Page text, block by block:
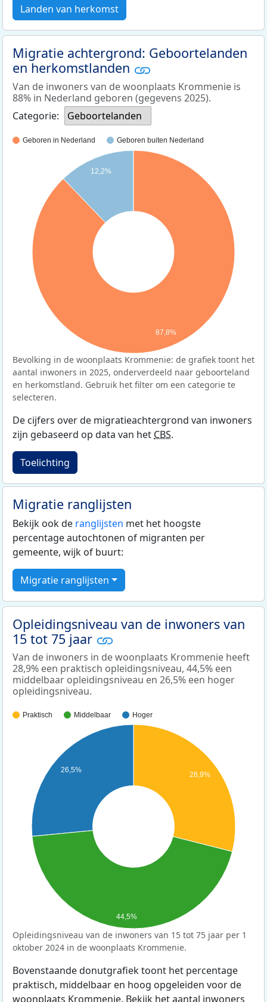
Landen van herkomst
Migratie achtergrond: Geboortelanden
en herkomstlanden
Van de inwoners van de woonplaats Krommenie is
88% in Nederland geboren (gegevens 2025).
Categorie:
Geboortelanden
Geboren in Nederland Geboren buiten Nederland
12,2%
87,8%
Bevolking in de woonplaats Krommenie: de grafiek toont het
aantal inwoners in 2025, onderverdeeld naar geboorteland
en herkomstland. Gebruik het filter om een categorie te
selecteren.
De cijfers over de migratieachtergrond van inwoners
zijn gebaseerd op data van het CBS.
Toelichting
Migratie ranglijsten
Bekijk ook de ranglijsten met het hoogste
percentage autochtonen of migranten per
gemeente, wijk of buurt:
Migratie ranglijsten
Opleidingsniveau van de inwoners van
15 tot 75 jaar
Van de inwoners in de woonplaats Krommenie heeft
28,9% een praktisch opleidingsniveau, 44,5% een
middelbaar opleidingsniveau en 26,5% een hoger
opleidingsniveau.
Praktisch Middelbaar Hoger
28,9%
26,5%
44,5%
Opleidingsniveau van de inwoners van 15 tot 75 jaar per 1
oktober 2024 in de woonplaats Krommenie.
Bovenstaande donutgrafiek toont het percentage
praktisch, middelbaar en hoog opgeleiden voor de
woonplaats Krommenie. Bekijk het aantal inwoners